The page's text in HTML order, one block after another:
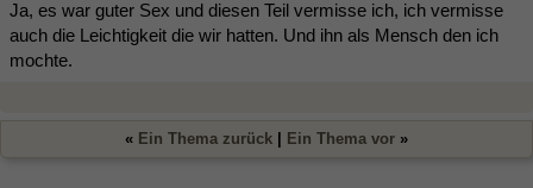
Ja, es war guter Sex und diesen Teil vermisse ich, ich vermisse
auch die Leichtigkeit die wir hatten. Und ihn als Mensch den ich
mochte.
« Ein Thema zurück Ein Thema vor »